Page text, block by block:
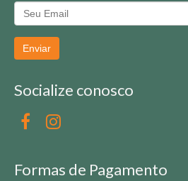
Enviar
Socialize conosco
Formas de Pagamento